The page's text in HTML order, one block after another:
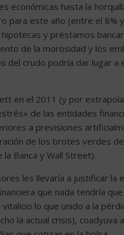
económicas hasta la
para este año (entre el 8%
y préstamos
de la morosidad y los
del crudo podría dar lugar
en el 2011 (y por
de las entidades
a previsiones
de los brotes verdes
Banca y Wall Street).
les llevaría a justificar la
que nada tendría
lo que unido a la
la actual crisis), coadyuva